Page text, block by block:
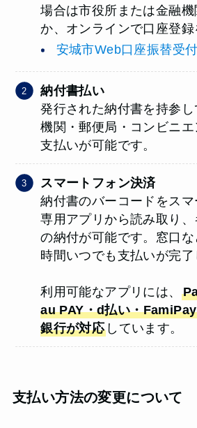
場合は市役所または金融機
か、オンラインで口座登録
安城市Web口座振替受
納付書払い
発行された納付書を持参
機関・郵便局・コンビニ
支払いが可能です。
スマートフォン決済
納付書のバーコードをス
専用アプリから読み取り
の納付が可能です。窓口
時間いつでも支払いが完了
利用可能なアプリには、
au PAY・d払い・
銀行が対応 しています。
支払い方法の変更について